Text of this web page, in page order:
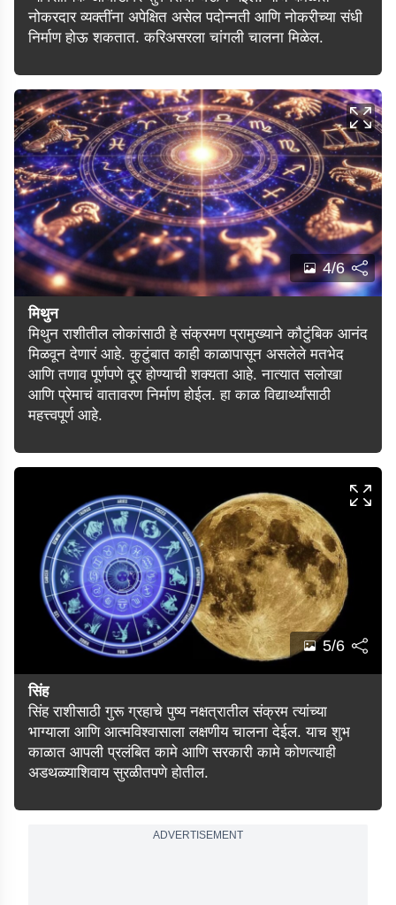
नोकरदार व्यक्तींना अपेक्षित असेल पदोन्नती आणि नोकरीच्या संधी
निर्माण होऊ शकतात. करिअसरला चांगली चालना मिळेल.
4/6
मिथुन
मिथुन राशीतील लोकांसाठी हे संक्रमण प्रामुख्याने कौटुंबिक आनंद
मिळवून देणारं आहे. कुटुंबात काही काळापासून असलेले मतभेद
आणि तणाव पूर्णपणे दूर होण्याची शक्यता आहे. नात्यात सलोखा
आणि प्रेमाचं वातावरण निर्माण होईल. हा काळ विद्यार्थ्यांसाठी
महत्त्वपूर्ण आहे.
5/6
सिंह
सिंह राशीसाठी गुरू ग्रहाचे पुष्य नक्षत्रातील संक्रम त्यांच्या
भाग्याला आणि आत्मविश्वासाला लक्षणीय चालना देईल. याच शुभ
काळात आपली प्रलंबित कामे आणि सरकारी कामे कोणत्याही
अडथळ्याशिवाय सुरळीतपणे होतील.
ADVERTISEMENT